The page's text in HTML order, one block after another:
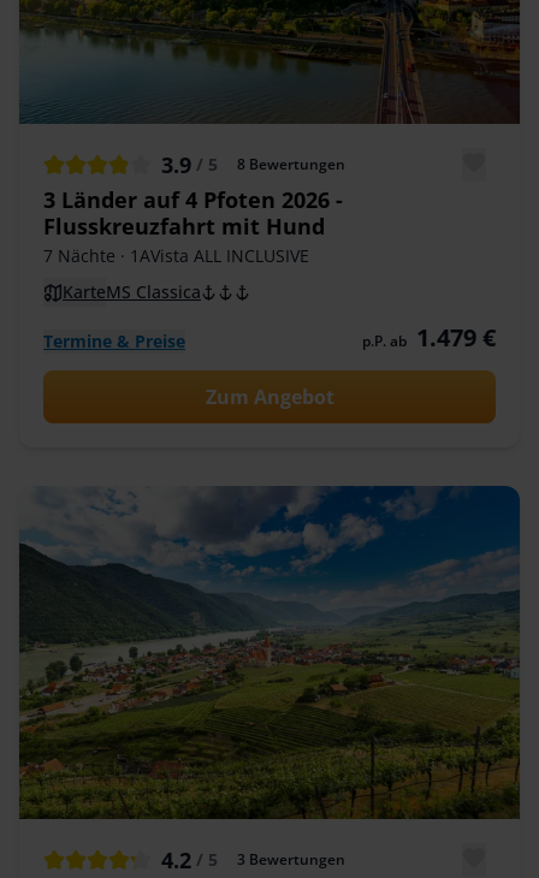
3.9 / 5 8 Bewertungen
3 Länder auf 4 Pfoten 2026 -
Flusskreuzfahrt mit Hund
7 Nächte · 1AVista ALL INCLUSIVE
KarteMS Classica
Termine & Preise p.P. ab 1.479 €
Zum Angebot
4.2 / 5 3 Bewertungen